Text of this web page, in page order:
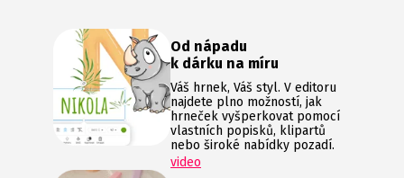
Od nápadu
k dárku na míru
Váš hrnek, Váš styl. V editoru
najdete plno možností, jak
hrneček vyšperkovat pomocí
vlastních popisků, klipartů
nebo široké nabídky pozadí.
video